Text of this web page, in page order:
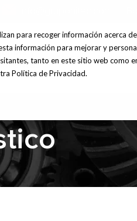
para recoger información acerca
información para mejorar y
tanto en este sitio web como
Política de Privacidad.
y
Marcas